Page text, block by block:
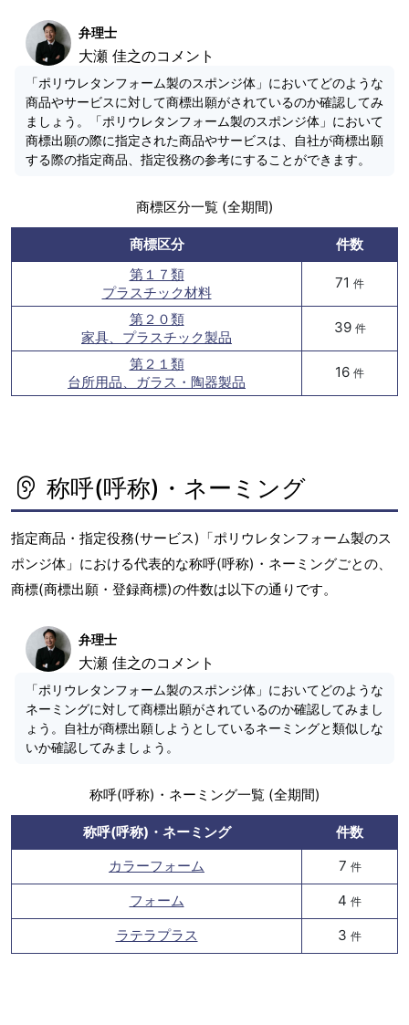
弁理士
大瀬 佳之のコメント
「ポリウレタンフォーム製のスポンジ体」においてどのような
商品やサービスに対して商標出願がされているのか確認してみ
ましょう。「ポリウレタンフォーム製のスポンジ体」において
商標出願の際に指定された商品やサービスは、自社が商標出願
する際の指定商品、指定役務の参考にすることができます。
商標区分一覧 (全期間)
商標区分
件数
第１７類
プラスチック材料
71 件
第２０類
家具、プラスチック製品
39 件
第２１類
台所用品、ガラス・陶器製品
16 件
称呼(呼称)・ネーミング
指定商品・指定役務(サービス)「ポリウレタンフォーム製のス
ポンジ体」における代表的な称呼(呼称)・ネーミングごとの、
商標(商標出願・登録商標)の件数は以下の通りです。
弁理士
大瀬 佳之のコメント
「ポリウレタンフォーム製のスポンジ体」においてどのような
ネーミングに対して商標出願がされているのか確認してみまし
ょう。自社が商標出願しようとしているネーミングと類似しな
いか確認してみましょう。
称呼(呼称)・ネーミング一覧 (全期間)
称呼(呼称)・ネーミング
件数
カラーフォーム
7 件
フォーム 4 件
ラテラプラス 3 件